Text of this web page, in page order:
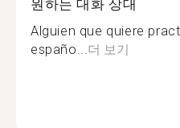
원하는 대화 상대
Alguien que quiere
españo...더 보기